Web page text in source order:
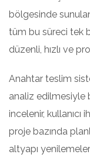
bölgesinde
tüm bu süreci tek
düzenli, hızlı ve
Anahtar teslim
analiz edilmesiyle
incelenir, kullanıcı
proje bazında
altyapı